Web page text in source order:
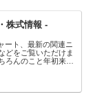
株式情報 -
ート、最新の関連ニ
どをご覧いただけま
ろんのこと年初来高